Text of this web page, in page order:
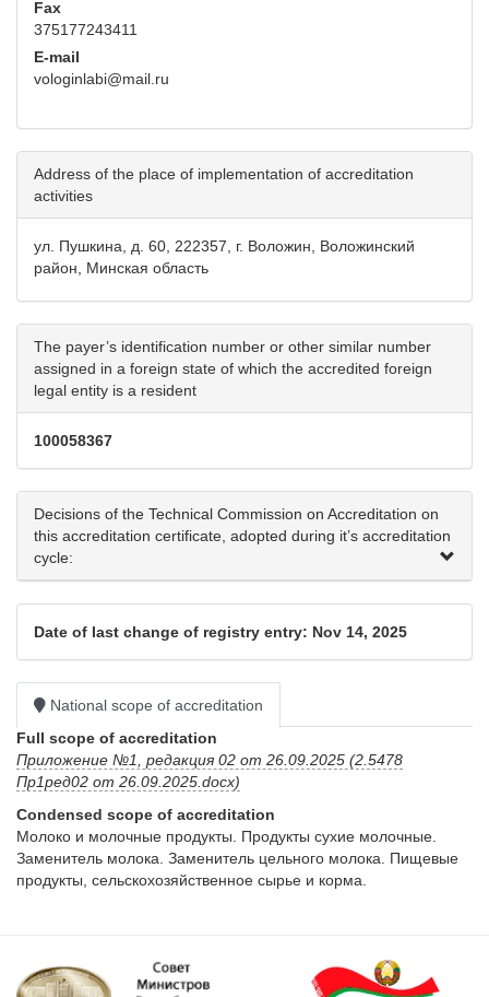
Fax
375177243411
E-mail
vologinlabi@mail.ru
Address of the place of implementation of accreditation
activities
ул. Пушкина, д. 60, 222357, г. Воложин, Воложинский
район, Минская область
The payer’s identification number or other similar number
assigned in a foreign state of which the accredited foreign
legal entity is a resident
100058367
Decisions of the Technical Commission on Accreditation on
this accreditation certificate, adopted during it’s accreditation
cycle:
Date of last change of registry entry: Nov 14, 2025
National scope of accreditation
Full scope of accreditation
Приложение №1, редакция 02 от 26.09.2025 (2.5478
Пр1ред02 от 26.09.2025.docx)
Condensed scope of accreditation
Молоко и молочные продукты. Продукты сухие молочные.
Заменитель молока. Заменитель цельного молока. Пищевые